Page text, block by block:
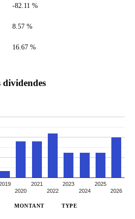
-82.11 %
8.57 %
16.67 %
dividendes
2020
2021
2022
2023
2024
2025
2026
MONTANT TYPE